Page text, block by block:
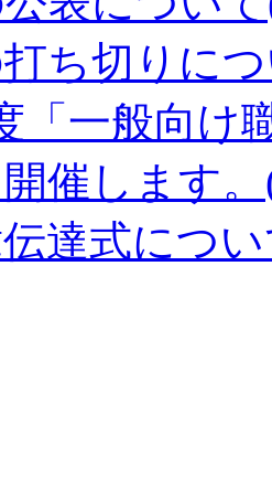
ち切りに
「一般向け
催します
達式につ